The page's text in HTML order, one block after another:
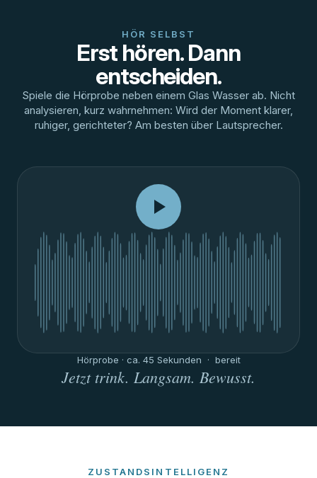
HÖR SELBST
Erst hören. Dann
entscheiden.
Spiele die Hörprobe neben einem Glas Wasser ab. Nicht
analysieren, kurz wahrnehmen: Wird der Moment klarer,
ruhiger, gerichteter? Am besten über Lautsprecher.
Hörprobe · ca. 45 Sekunden · bereit
Jetzt trink. Langsam. Bewusst.
ZUSTANDSINTELLIGENZ